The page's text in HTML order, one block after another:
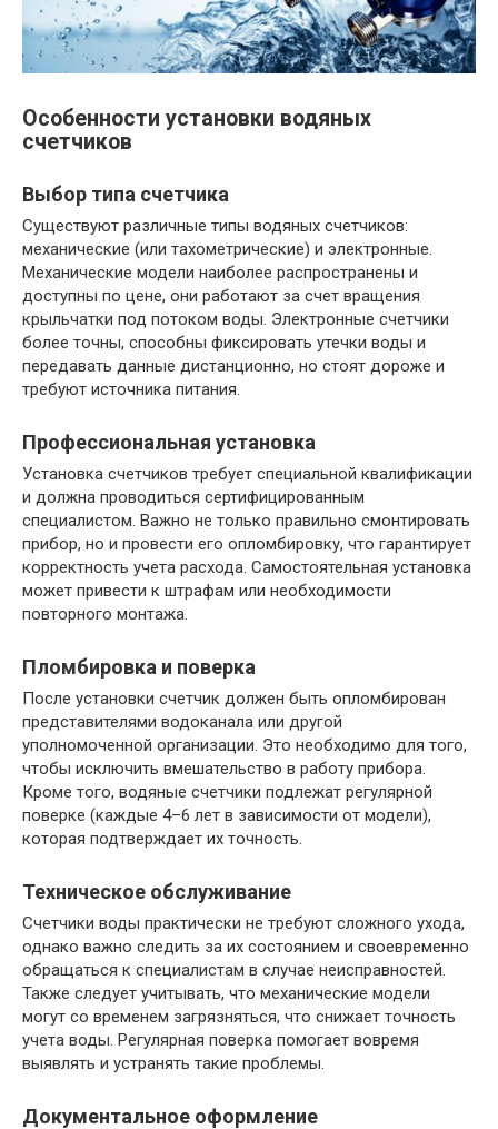
Особенности установки водяных
счетчиков
Выбор типа счетчика
Существуют различные типы водяных счетчиков:
механические (или тахометрические) и электронные.
Механические модели наиболее распространены и
доступны по цене, они работают за счет вращения
крыльчатки под потоком воды. Электронные счетчики
более точны, способны фиксировать утечки воды и
передавать данные дистанционно, но стоят дороже и
требуют источника питания.
Профессиональная установка
Установка счетчиков требует специальной квалификации
и должна проводиться сертифицированным
специалистом. Важно не только правильно смонтировать
прибор, но и провести его опломбировку, что гарантирует
корректность учета расхода. Самостоятельная установка
может привести к штрафам или необходимости
повторного монтажа.
Пломбировка и поверка
После установки счетчик должен быть опломбирован
представителями водоканала или другой
уполномоченной организации. Это необходимо для того,
чтобы исключить вмешательство в работу прибора.
Кроме того, водяные счетчики подлежат регулярной
поверке (каждые 4–6 лет в зависимости от модели),
которая подтверждает их точность.
Техническое обслуживание
Счетчики воды практически не требуют сложного ухода,
однако важно следить за их состоянием и своевременно
обращаться к специалистам в случае неисправностей.
Также следует учитывать, что механические модели
могут со временем загрязняться, что снижает точность
учета воды. Регулярная поверка помогает вовремя
выявлять и устранять такие проблемы.
Документальное оформление